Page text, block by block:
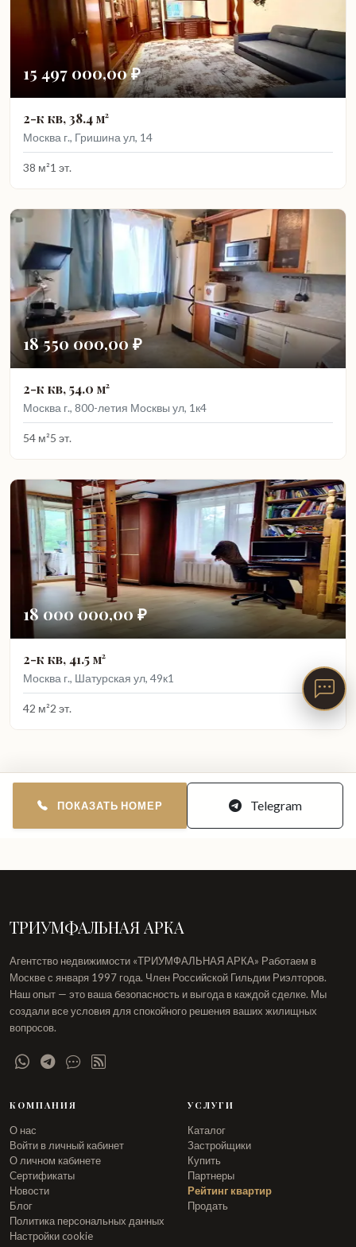
ПОКАЗАТЬ НОМЕР Telegram
15 497 000,00 ₽
2-к кв, 38.4 м²
Москва г., Гришина ул, 14
38 м²1 эт.
18 550 000,00 ₽
2-к кв, 54.0 м²
Москва г., 800-летия Москвы ул, 1к4
54 м²5 эт.
18 000 000,00 ₽
2-к кв, 41.5 м²
Москва г., Шатурская ул, 49к1
42 м²2 эт.
ТРИУМФАЛЬНАЯ АРКА
Агентство недвижимости «ТРИУМФАЛЬНАЯ АРКА» Работаем в
Москве с января 1997 года. Член Российской Гильдии Риэлторов.
Наш опыт — это ваша безопасность и выгода в каждой сделке. Мы
создали все условия для спокойного решения ваших жилищных
вопросов.
КОМПАНИЯ
О нас
Войти в личный кабинет
О личном кабинете
Сертификаты
Новости
Блог
Политика персональных данных
Настройки cookie
УСЛУГИ
Каталог
Застройщики
Купить
Партнеры
Рейтинг квартир
Продать